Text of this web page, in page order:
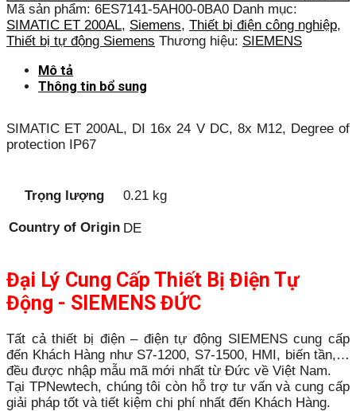
Mã sản phẩm: 6ES7141-5AH00-0BA0 Danh mục:
SIMATIC ET 200AL, Siemens, Thiết bị điện công nghiệp,
Thiết bị tự động Siemens Thương hiệu: SIEMENS
Mô tả
Thông tin bổ sung
SIMATIC ET 200AL, DI 16x 24 V DC, 8x M12, Degree of
protection IP67
Trọng lượng 0.21 kg
Country of Origin DE
Đại Lý Cung Cấp Thiết Bị Điện Tự
Động - SIEMENS ĐỨC
Tất cả thiết bị điện – điện tự động SIEMENS cung cấp
đến Khách Hàng như S7-1200, S7-1500, HMI, biến tần,…
đều được nhập mẫu mã mới nhất từ Đức về Việt Nam.
Tại TPNewtech, chúng tôi còn hỗ trợ tư vấn và cung cấp
giải pháp tốt và tiết kiệm chi phí nhất đến Khách Hàng.